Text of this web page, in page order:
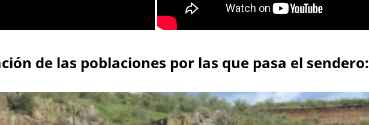
de las poblaciones por las que pasa el sendero: